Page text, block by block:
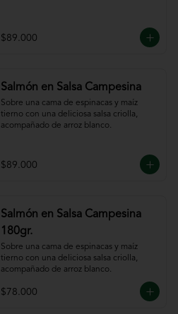
$89.000
Salmón en Salsa Campesina
Sobre una cama de espinacas y maíz
tierno con una deliciosa salsa criolla,
acompañado de arroz blanco.
$89.000
Salmón en Salsa Campesina
180gr.
Sobre una cama de espinacas y maíz
tierno con una deliciosa salsa criolla,
acompañado de arroz blanco.
$78.000